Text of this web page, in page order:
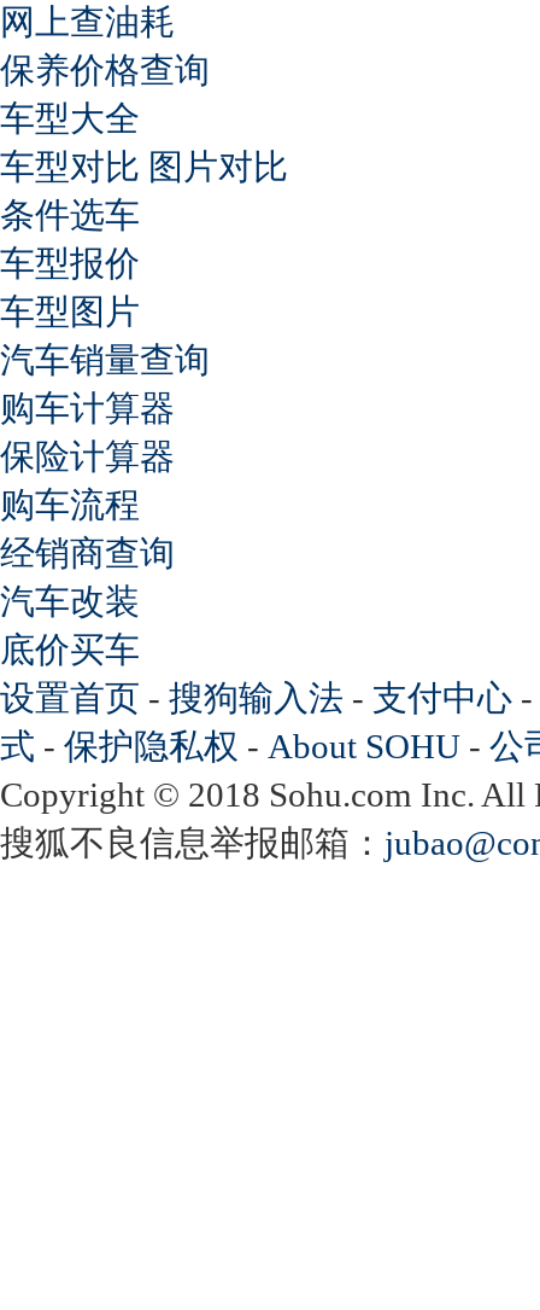
网上查油耗
保养价格查询
车型大全
车型对比 图片对比
条件选车
车型报价
车型图片
汽车销量查询
购车计算器
保险计算器
购车流程
经销商查询
汽车改装
底价买车
设置首页 - 搜狗输入法 - 支付中心 -
式 - 保护隐私权 - About SOHU - 公
Copyright © 2018 Sohu.com Inc.
搜狐不良信息举报邮箱：